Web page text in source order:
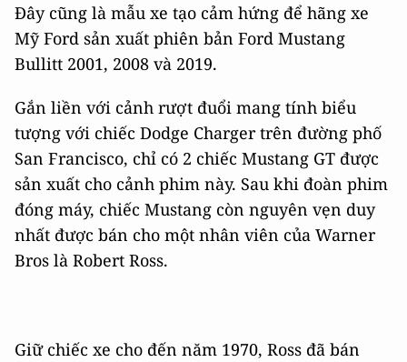
Đây cũng là mẫu xe tạo cảm hứng để hãng xe
Mỹ Ford sản xuất phiên bản Ford Mustang
Bullitt 2001, 2008 và 2019.
Gắn liền với cảnh rượt đuổi mang tính biểu
tượng với chiếc Dodge Charger trên đường phố
San Francisco, chỉ có 2 chiếc Mustang GT được
sản xuất cho cảnh phim này. Sau khi đoàn phim
đóng máy, chiếc Mustang còn nguyên vẹn duy
nhất được bán cho một nhân viên của Warner
Bros là Robert Ross.
Giữ chiếc xe cho đến năm 1970, Ross đã bán